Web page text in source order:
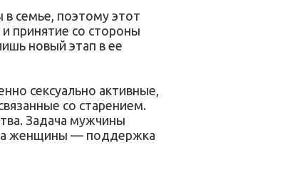
семье, поэтому этот
принятие со стороны
новый этап в ее
сексуально активные,
со старением.
Задача мужчины
женщины — поддержка